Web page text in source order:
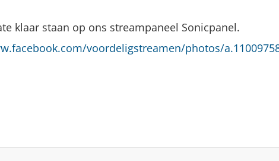
klaar staan op ons streampaneel Sonicpanel.
voordeligstreamen/photos/